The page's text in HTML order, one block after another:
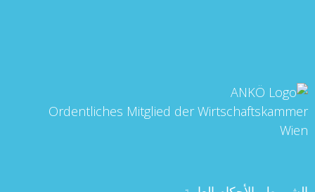
Ordentliches Mitglied der Wirtschaftskammer
Wien